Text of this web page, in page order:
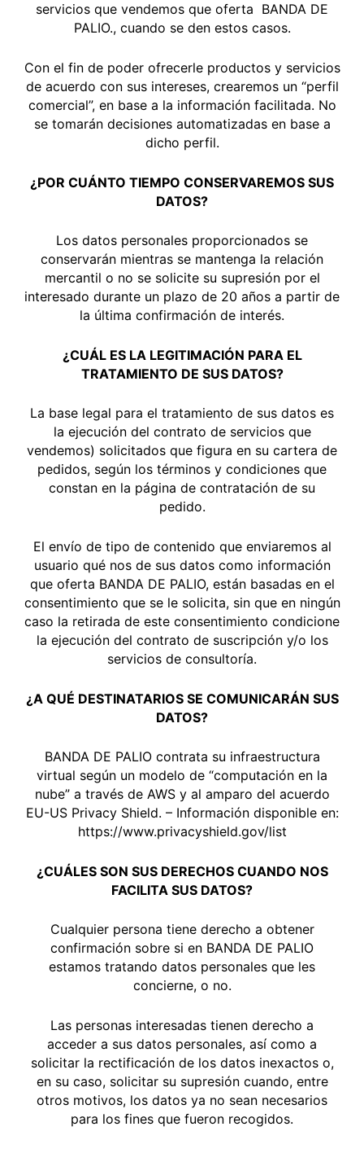
servicios que vendemos que oferta BANDA DE
PALIO., cuando se den estos casos.
Con el fin de poder ofrecerle productos y servicios
de acuerdo con sus intereses, crearemos un “perfil
comercial”, en base a la información facilitada. No
se tomarán decisiones automatizadas en base a
dicho perfil.
¿POR CUÁNTO TIEMPO CONSERVAREMOS SUS
DATOS?
Los datos personales proporcionados se
conservarán mientras se mantenga la relación
mercantil o no se solicite su supresión por el
interesado durante un plazo de 20 años a partir de
la última confirmación de interés.
¿CUÁL ES LA LEGITIMACIÓN PARA EL
TRATAMIENTO DE SUS DATOS?
La base legal para el tratamiento de sus datos es
la ejecución del contrato de servicios que
vendemos) solicitados que figura en su cartera de
pedidos, según los términos y condiciones que
constan en la página de contratación de su
pedido.
El envío de tipo de contenido que enviaremos al
usuario qué nos de sus datos como información
que oferta BANDA DE PALIO, están basadas en el
consentimiento que se le solicita, sin que en ningún
caso la retirada de este consentimiento condicione
la ejecución del contrato de suscripción y/o los
servicios de consultoría.
¿A QUÉ DESTINATARIOS SE COMUNICARÁN SUS
DATOS?
BANDA DE PALIO contrata su infraestructura
virtual según un modelo de “computación en la
nube” a través de AWS y al amparo del acuerdo
EU-US Privacy Shield. – Información disponible en:
https://www.privacyshield.gov/list
¿CUÁLES SON SUS DERECHOS CUANDO NOS
FACILITA SUS DATOS?
Cualquier persona tiene derecho a obtener
confirmación sobre si en BANDA DE PALIO
estamos tratando datos personales que les
concierne, o no.
Las personas interesadas tienen derecho a
acceder a sus datos personales, así como a
solicitar la rectificación de los datos inexactos o,
en su caso, solicitar su supresión cuando, entre
otros motivos, los datos ya no sean necesarios
para los fines que fueron recogidos.